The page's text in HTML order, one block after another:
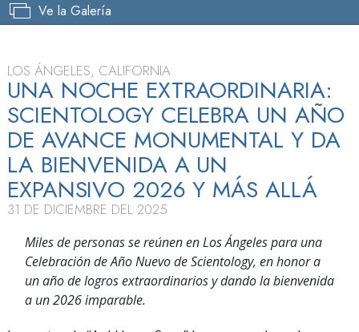
Ve la Galería
LOS ÁNGELES, CALIFORNIA
UNA NOCHE EXTRAORDINARIA:
SCIENTOLOGY CELEBRA UN AÑO
DE AVANCE MONUMENTAL Y DA
LA BIENVENIDA A UN
EXPANSIVO 2026 Y MÁS ALLÁ
31 DE DICIEMBRE DEL 2025
Miles de personas se reúnen en Los Ángeles para una
Celebración de Año Nuevo de Scientology, en honor a
un año de logros extraordinarios y dando la bienvenida
a un 2026 imparable.